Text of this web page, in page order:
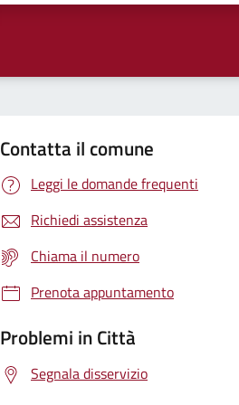
Contatta il comune
Leggi le domande frequenti
Richiedi assistenza
Chiama il numero
Prenota appuntamento
Problemi in Città
Segnala disservizio